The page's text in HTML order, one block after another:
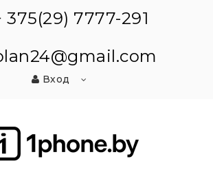
375(29) 7777-291
Вход